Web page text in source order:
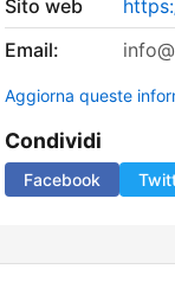
Sito web
Email:
Aggiorna queste
Condividi
Facebook